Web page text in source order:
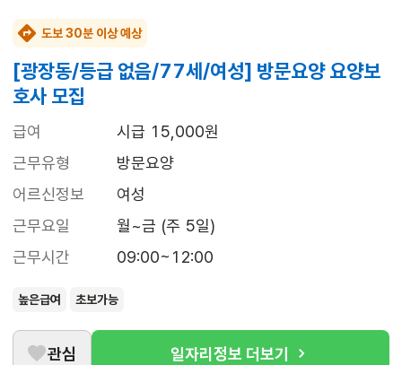
도보 30분 이상 예상
[광장동/등급 없음/77세/여성] 방문요양 요양보
호사 모집
급여
시급 15,000원
근무유형
방문요양
어르신정보
여성
근무요일
월~금 (주 5일)
근무시간
09:00~12:00
높은급여 초보가능
관심 일자리정보 더보기